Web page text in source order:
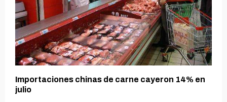
Importaciones chinas de carne cayeron 14% en
julio